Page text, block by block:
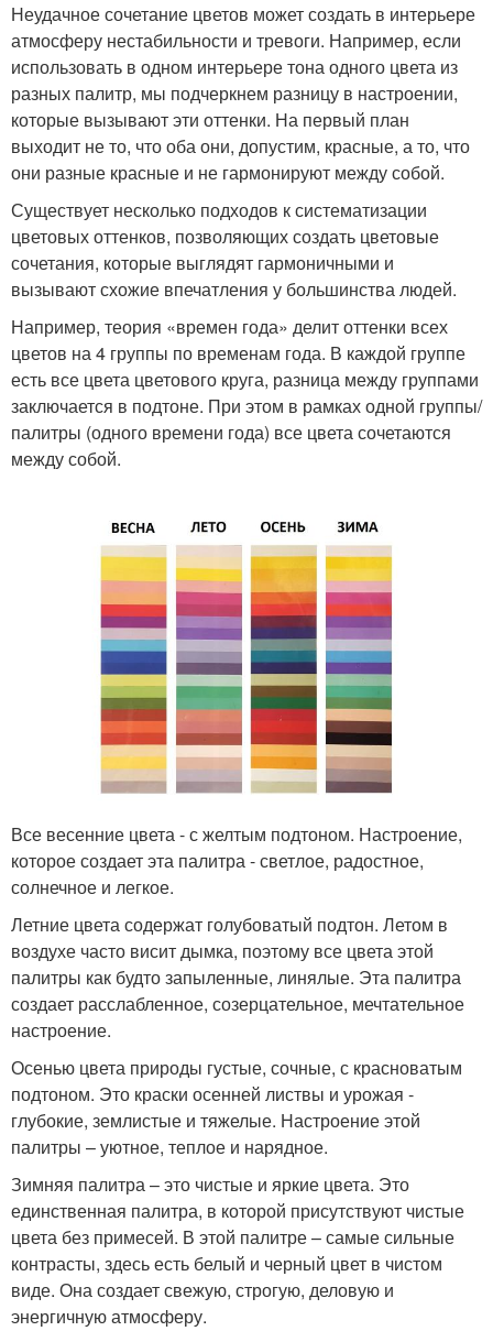
Неудачное сочетание цветов может создать в интерьере
атмосферу нестабильности и тревоги. Например, если
использовать в одном интерьере тона одного цвета из
разных палитр, мы подчеркнем разницу в настроении,
которые вызывают эти оттенки. На первый план
выходит не то, что оба они, допустим, красные, а то, что
они разные красные и не гармонируют между собой.
Существует несколько подходов к систематизации
цветовых оттенков, позволяющих создать цветовые
сочетания, которые выглядят гармоничными и
вызывают схожие впечатления у большинства людей.
Например, теория «времен года» делит оттенки всех
цветов на 4 группы по временам года. В каждой группе
есть все цвета цветового круга, разница между группами
заключается в подтоне. При этом в рамках одной группы/
палитры (одного времени года) все цвета сочетаются
между собой.
Все весенние цвета - с желтым подтоном. Настроение,
которое создает эта палитра - светлое, радостное,
солнечное и легкое.
Летние цвета содержат голубоватый подтон. Летом в
воздухе часто висит дымка, поэтому все цвета этой
палитры как будто запыленные, линялые. Эта палитра
создает расслабленное, созерцательное, мечтательное
настроение.
Осенью цвета природы густые, сочные, с красноватым
подтоном. Это краски осенней листвы и урожая -
глубокие, землистые и тяжелые. Настроение этой
палитры – уютное, теплое и нарядное.
Зимняя палитра – это чистые и яркие цвета. Это
единственная палитра, в которой присутствуют чистые
цвета без примесей. В этой палитре – самые сильные
контрасты, здесь есть белый и черный цвет в чистом
виде. Она создает свежую, строгую, деловую и
энергичную атмосферу.